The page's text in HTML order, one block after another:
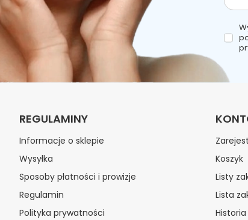
REGULAMINY
Informacje o sklepie
Wysyłka
Sposoby płatności i prowizje
Regulamin
Polityka prywatności
Koszyk
Listy
Lista